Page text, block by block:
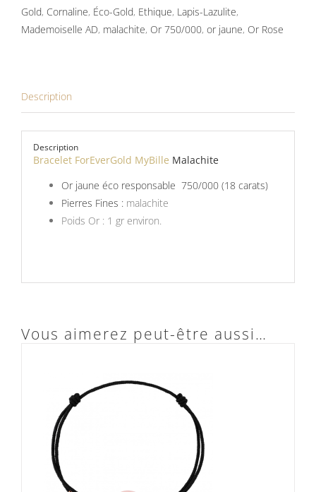
Gold, Cornaline, Éco-Gold, Ethique, Lapis-Lazulite,
Mademoiselle AD, malachite, Or 750/000, or jaune, Or Rose
Description
Description
Bracelet ForEverGold MyBille Malachite
Or jaune éco responsable 750/000 (18 carats)
Pierres Fines : malachite
Poids Or : 1 gr environ.
Vous aimerez peut-être aussi…